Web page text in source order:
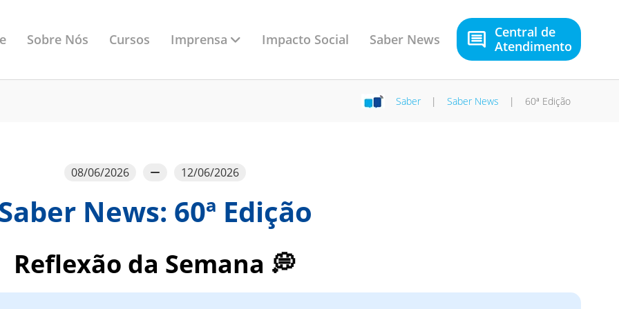
Sobre Nós Cursos Imprensa Impacto Social Saber News
Central de
Atendimento
Saber | Saber News | 60ª Edição
08/06/2026 12/06/2026
News: 60ª Edição
Reflexão da Semana 💭